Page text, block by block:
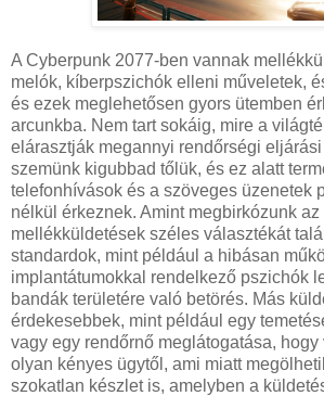
A Cyberpunk 2077-ben vannak
melók, kíberpszichók elleni műveletek,
és ezek meglehetősen gyors ütemben
arcunkba. Nem tart sokáig, mire a
elárasztják megannyi rendőrségi
szemünk kigubbad tőlük, és ez alatt
telefonhívások és a szöveges üzenetek
nélkül érkeznek. Amint megbirkózunk
mellékküldetések széles választékát
standardok, mint például a hibásan
implantátumokkal rendelkező pszichók
bandák területére való betörés. Más
érdekesebbek, mint például egy
vagy egy rendőrnő meglátogatása,
olyan kényes ügytől, ami miatt
szokatlan készlet is, amelyben a